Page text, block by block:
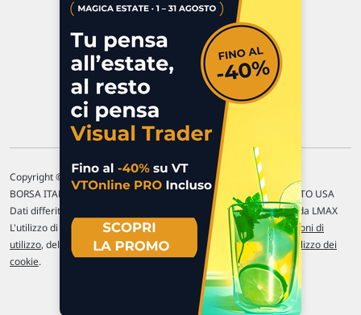
Commenti e segnalazioni
Contattaci
Copyright © 1996-2026 Traderlink Italia s.r.l.
BORSA ITALIANA Quotazioni di borsa differite di 15 min. / MERCATO USA
Dati differiti di 15 min. (fonte Intrinio) / FOREX Quotazioni fornite da LMAX
L'utilizzo di questo sito implica l'accettazione delle nostre Condizioni di
utilizzo, del Disclaimer MAR, dellePolitiche sulla privacye dell' Utilizzo dei
cookie.